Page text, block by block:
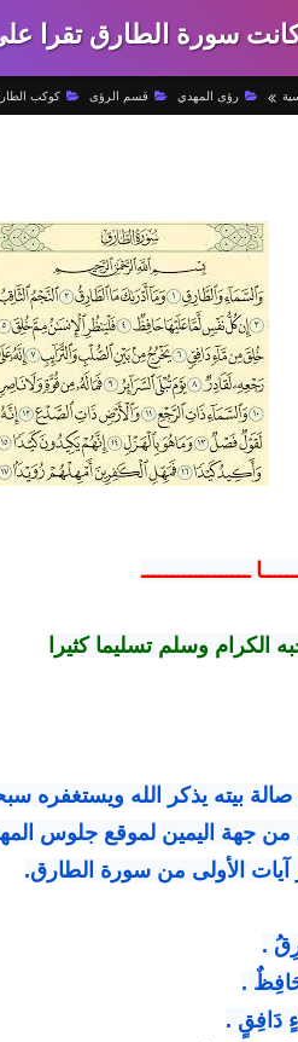
سورة الطارق تقرا
رؤى المهدي قسم الرؤى كوكب
ــــــــــــــــــ
الكرام وسلم تسليما كثيرا
بيته يذكر الله ويستغفره
جهة اليمين لموقع جلوس
آيات الأولى من سورة الطارق.
.
.
دَافِقٍ .